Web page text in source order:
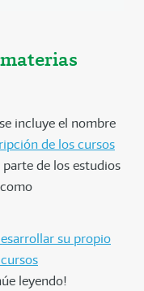
incluye el nombre
de los cursos
de los estudios
su propio
leyendo!